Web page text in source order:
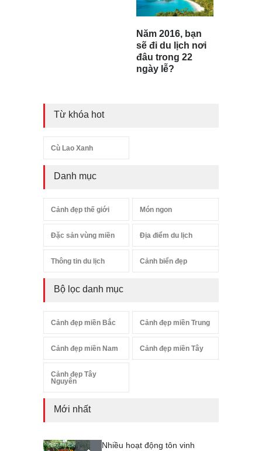
Năm 2016, bạn
sẽ đi du lịch nơi
đâu trong 22
ngày lễ?
Từ khóa hot
Cù Lao Xanh
Danh mục
Cảnh đẹp thế giới Món ngon
Đặc sản vùng miền Địa điểm du lịch
Thông tin du lịch Cảnh biển đẹp
Bộ lọc danh mục
Cảnh đẹp miền Bắc Cảnh đẹp miền Trung
Cảnh đẹp miền Nam Cảnh đẹp miền Tây
Cảnh đẹp Tây
Nguyên
Mới nhất
Nhiều hoạt động tôn vinh